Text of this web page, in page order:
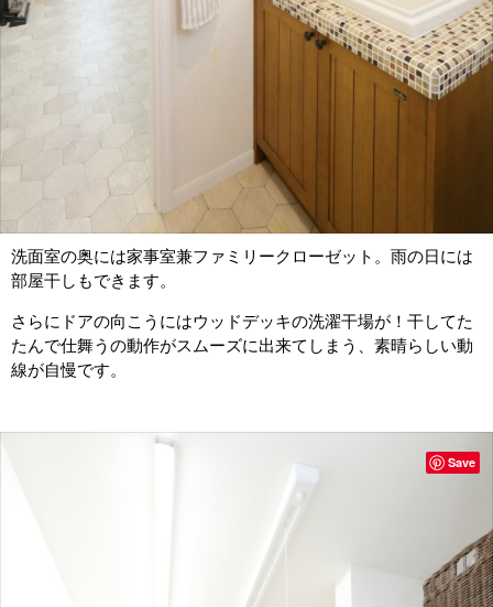
洗面室の奥には家事室兼ファミリークローゼット。雨の日には
部屋干しもできます。
さらにドアの向こうにはウッドデッキの洗濯干場が！干してた
たんで仕舞うの動作がスムーズに出来てしまう、素晴らしい動
線が自慢です。
Save